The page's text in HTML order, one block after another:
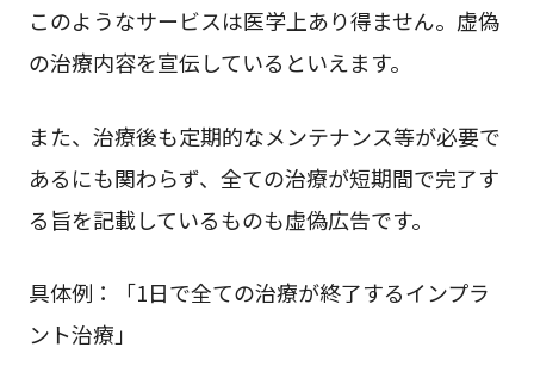
このようなサービスは医学上あり得ません。虚偽
の治療内容を宣伝しているといえます。
また、治療後も定期的なメンテナンス等が必要で
あるにも関わらず、全ての治療が短期間で完了す
る旨を記載しているものも虚偽広告です。
具体例：「1日で全ての治療が終了するインプラ
ント治療」